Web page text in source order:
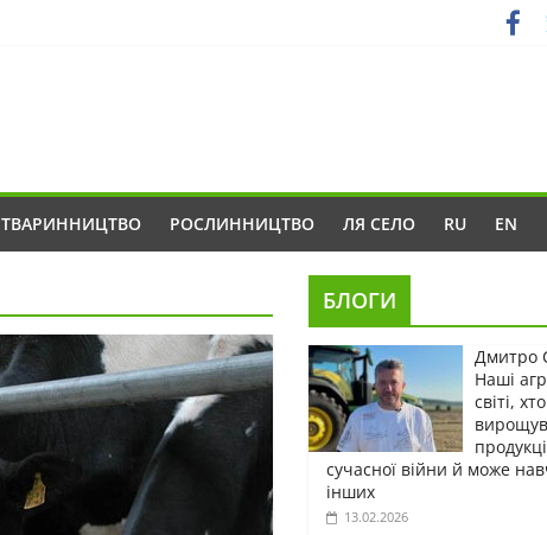
ТВАРИННИЦТВО РОСЛИННИЦТВО ЛЯ СЕЛО RU EN
БЛОГИ
Дмитро
Наші
світі,
сучасної війни й може
інших
13.02.2026